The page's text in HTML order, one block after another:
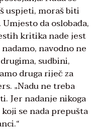
uspjeti, moraš biti
da oslobađa,
kritika nade jest
navodno ne
sudbini,
druga riječ za
„Nadu ne treba
Jer nadanje nikoga
se nada prepušta